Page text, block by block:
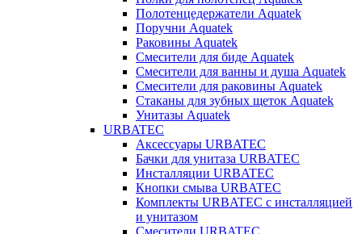
Полотенцедержатели Aquatek
Поручни Aquatek
Раковины Aquatek
Смесители для биде Aquatek
Смесители для ванны и душа Aquatek
Смесители для раковины Aquatek
Стаканы для зубных щеток Aquatek
Унитазы Aquatek
URBATEC
Аксессуары URBATEC
Бачки для унитаза URBATEC
Инсталляции URBATEC
Кнопки смыва URBATEC
Комплекты URBATEC с инсталляцией
и унитазом
Смесители URBATEC